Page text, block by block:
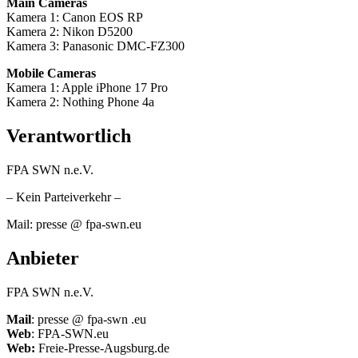
Main Cameras
Kamera 1: Canon EOS RP
Kamera 2: Nikon D5200
Kamera 3: Panasonic DMC-FZ300
Mobile Cameras
Kamera 1: Apple iPhone 17 Pro
Kamera 2: Nothing Phone 4a
Verantwortlich
FPA SWN n.e.V.
– Kein Parteiverkehr –
Mail: presse @ fpa-swn.eu
Anbieter
FPA SWN n.e.V.
Mail: presse @ fpa-swn .eu
Web: FPA-SWN.eu
Web: Freie-Presse-Augsburg.de